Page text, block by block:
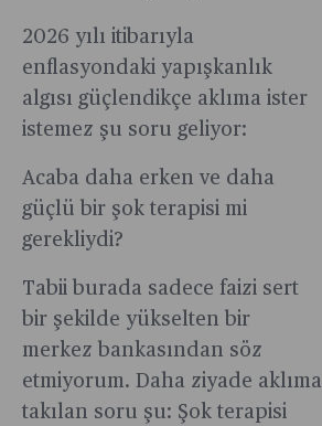
2026 yılı itibarıyla
enflasyondaki yapışkanlık
algısı güçlendikçe aklıma ister
istemez şu soru geliyor:
Acaba daha erken ve daha
güçlü bir şok terapisi mi
gerekliydi?
Tabii burada sadece faizi sert
bir şekilde yükselten bir
merkez bankasından söz
etmiyorum. Daha ziyade aklıma
takılan soru şu: Şok terapisi